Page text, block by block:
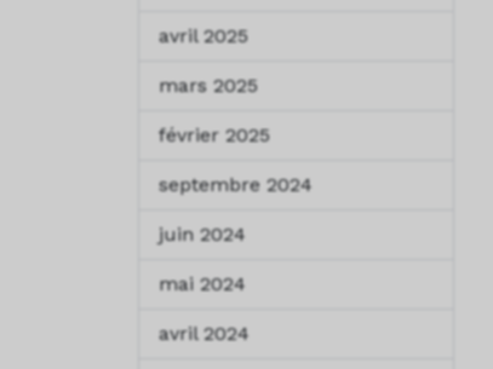
avril 2025
mars 2025
février 2025
septembre 2024
juin 2024
mai 2024
avril 2024